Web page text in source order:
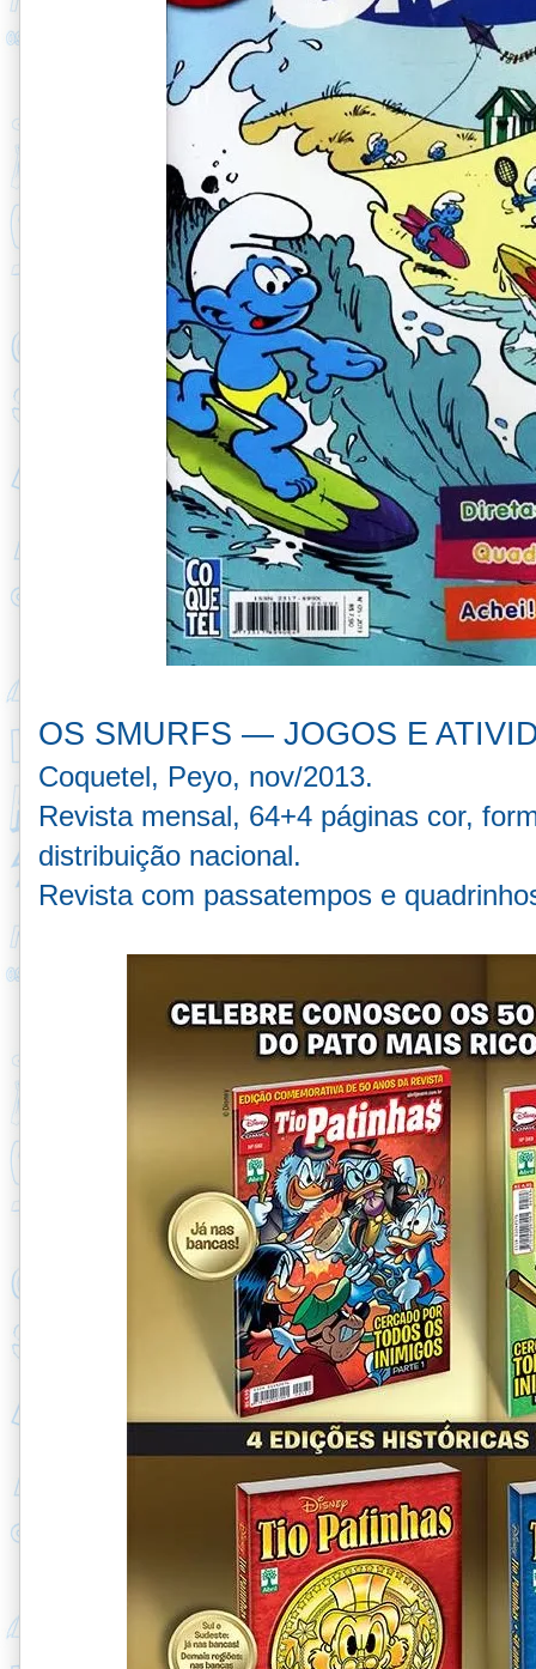
OS SMURFS — JOGOS E
Coquetel, Peyo, nov/2013.
Revista mensal, 64+4 páginas cor,
distribuição nacional.
Revista com passatempos e